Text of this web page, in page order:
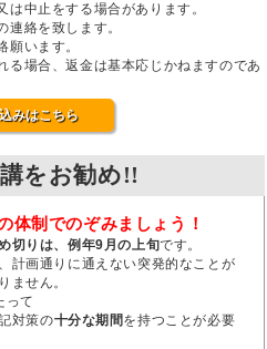
は中止をする場合があります。
連絡を致します。
願います。
る場合、返金は基本応じかねますのであ
みはこちら
をお勧め!!
体制でのぞみましょう！
切りは、例年9月の上旬です。
計画通りに通えない突発的なことが
ません。
って
対策の十分な期間を持つことが必要